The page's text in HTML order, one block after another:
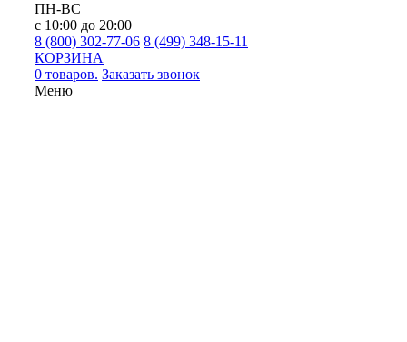
ПН-ВС
с 10:00 до 20:00
8 (800) 302-77-06 8 (499) 348-15-11
КОРЗИНА
0 товаров. Заказать звонок
Меню